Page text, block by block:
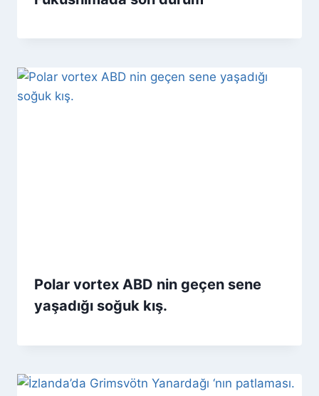
Polar vortex ABD nin geçen sene
yaşadığı soğuk kış.